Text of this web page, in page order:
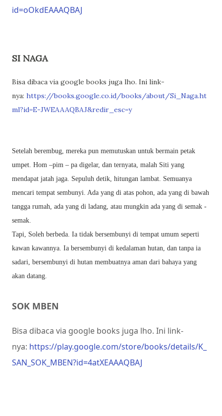
id=oOkdEAAAQBAJ
SI NAGA
Bisa dibaca via google books juga lho. Ini link-
nya: https://books.google.co.id/books/about/Si_Naga.ht
ml?id=E-JWEAAAQBAJ&redir_esc=y
Setelah berembug, mereka pun memutuskan untuk bermain petak
umpet. Hom –pim – pa digelar, dan ternyata, malah Siti yang
mendapat jatah jaga. Sepuluh detik, hitungan lambat. Semuanya
mencari tempat sembunyi. Ada yang di atas pohon, ada yang di bawah
tangga rumah, ada yang di ladang, atau mungkin ada yang di semak -
semak.
Tapi, Soleh berbeda. Ia tidak bersembunyi di tempat umum seperti
kawan kawannya. Ia bersembunyi di kedalaman hutan, dan tanpa ia
sadari, bersembunyi di hutan membuatnya aman dari bahaya yang
akan datang.
SOK MBEN
Bisa dibaca via google books juga lho. Ini link-
nya: https://play.google.com/store/books/details/K_
SAN_SOK_MBEN?id=4atXEAAAQBAJ